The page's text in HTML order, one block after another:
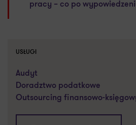
pracy – co po
USŁUGI
Audyt
Doradztwo podatkowe
Outsourcing finansowo-